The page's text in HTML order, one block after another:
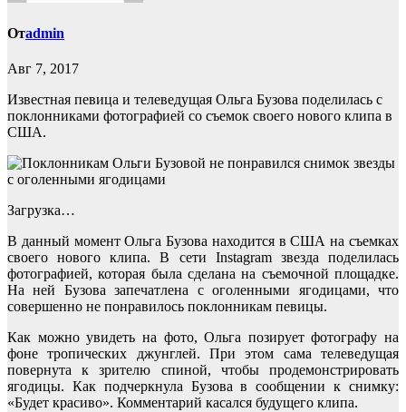
Отadmin
Авг 7, 2017
Известная певица и телеведущая Ольга Бузова поделилась с
поклонниками фотографией со съемок своего нового клипа в
США.
Загрузка…
В данный момент Ольга Бузова находится в США на съемках
своего нового клипа. В сети Instagram звезда поделилась
фотографией, которая была сделана на съемочной площадке.
На ней Бузова запечатлена с оголенными ягодицами, что
совершенно не понравилось поклонникам певицы.
Как можно увидеть на фото, Ольга позирует фотографу на
фоне тропических джунглей. При этом сама телеведущая
повернута к зрителю спиной, чтобы продемонстрировать
ягодицы. Как подчеркнула Бузова в сообщении к снимку:
«Будет красиво». Комментарий касался будущего клипа.